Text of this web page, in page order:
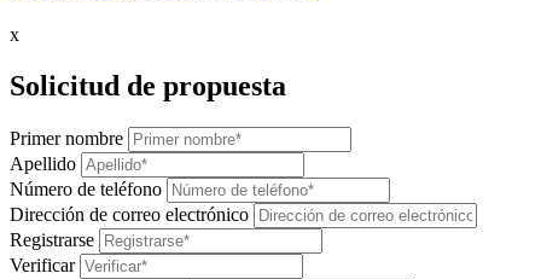
x
Solicitud de propuesta
Primer nombre
Apellido
Número de teléfono
Dirección de correo electrónico
Registrarse
Verificar